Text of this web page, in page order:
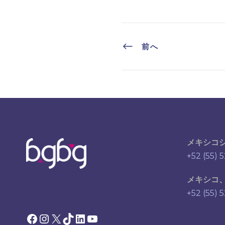
前へ
Facebook Instagram X TikTok LinkedIn YouTube
メキシコ
+52 (55)
メキシコ
+52 (55)